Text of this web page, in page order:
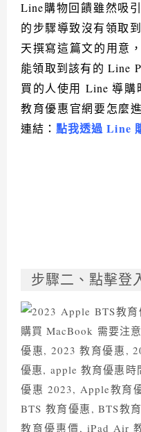
Line購物回饋雖然吸
的步驟導致沒有領取
天撰寫這篇文的用意
能領取到該有的 Line
買的人使用 Line導購
教育優惠官網要怎麼
連結：點我透過 Line
步驟二、點擊登